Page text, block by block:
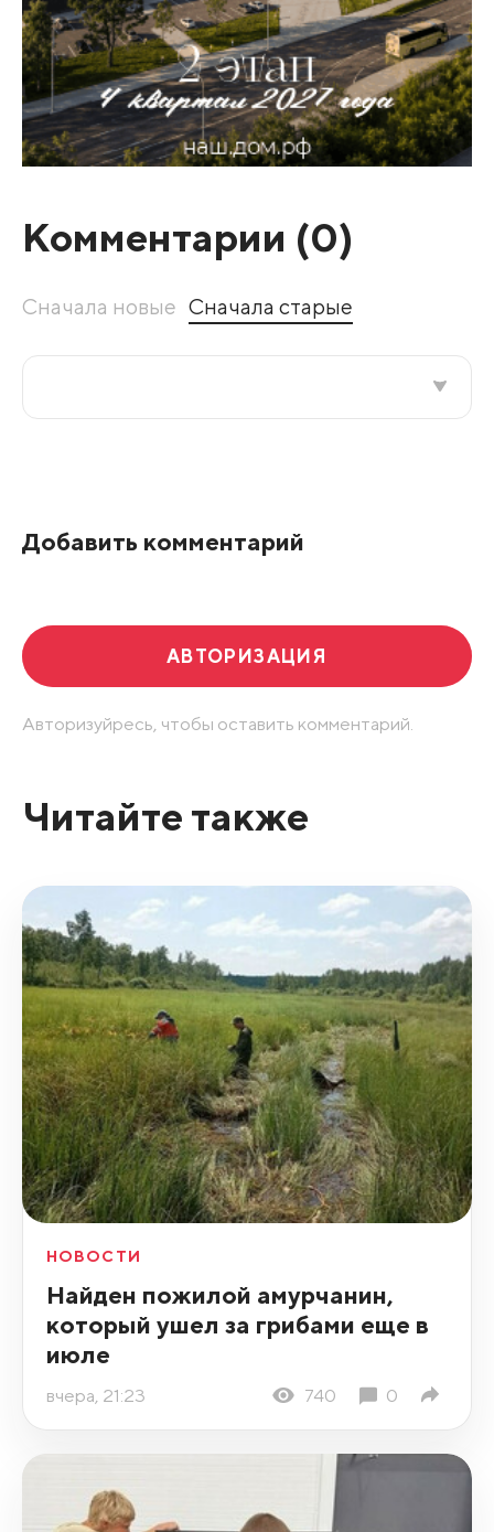
Комментарии (0)
Сначала новые Сначала старые
Добавить комментарий
АВТОРИЗАЦИЯ
Авторизуйресь, чтобы оставить комментарий.
Читайте также
НОВОСТИ
Найден пожилой амурчанин,
который ушел за грибами еще в
июле
вчера, 21:23 740 0